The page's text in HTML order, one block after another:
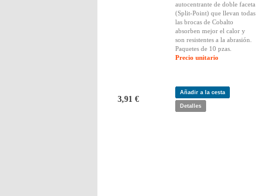
autocentrante de doble faceta
(Split-Point) que llevan todas
las brocas de Cobalto
absorben mejor el calor y
son resistentes a la abrasión.
Paquetes de 10 pzas.
Precio unitario
3,91 €
Añadir a la cesta
Detalles